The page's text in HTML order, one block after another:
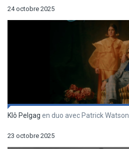
24 octobre 2025
Klô Pelgag en duo avec Patrick Watson
23 octobre 2025